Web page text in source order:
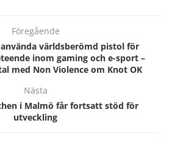
Föregående
världsberömd pistol för
inom gaming och e-sport –
med Non Violence om Knot OK
Nästa
i Malmö får fortsatt stöd för
utveckling